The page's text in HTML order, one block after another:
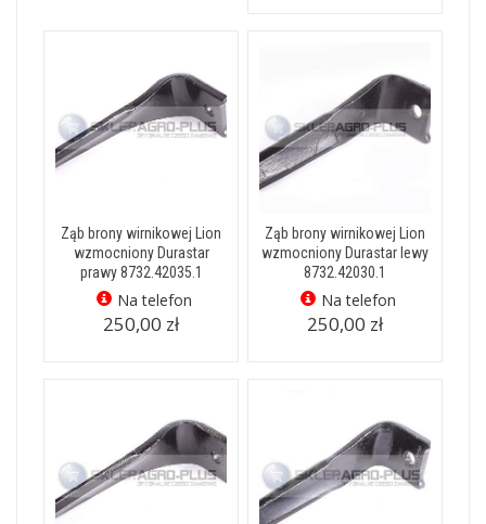
Ząb brony wirnikowej Lion
wzmocniony Durastar
prawy 8732.42035.1
Na telefon
250,00 zł
Ząb brony wirnikowej Lion
wzmocniony Durastar lewy
8732.42030.1
Na telefon
250,00 zł